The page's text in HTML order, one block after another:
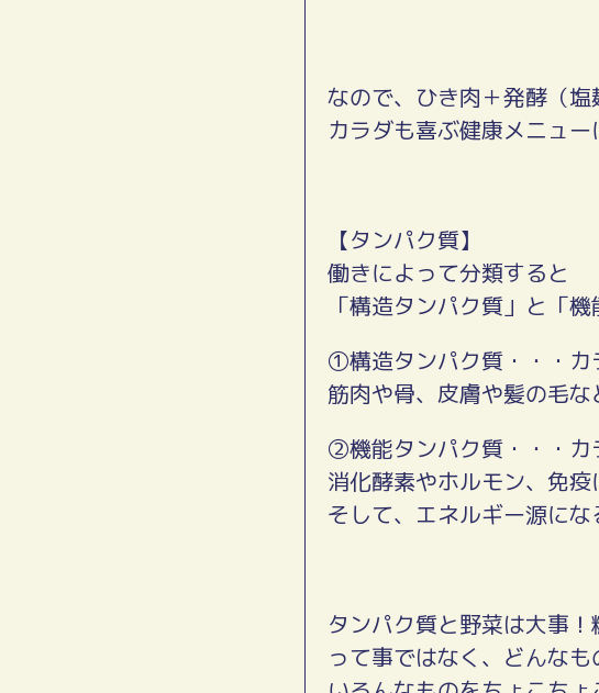
なので、ひき肉＋発酵（
カラダも喜ぶ健康メニュー
【タンパク質】
働きによって分類すると
「構造タンパク質」と「
①構造タンパク質・・・カ
筋肉や骨、皮膚や髪の毛
②機能タンパク質・・・カ
消化酵素やホルモン、免
そして、エネルギー源に
タンパク質と野菜は大事！
って事ではなく、どんな